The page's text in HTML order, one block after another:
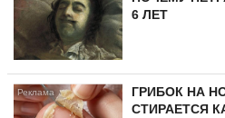
6 ЛЕТ
ГРИБОК НА
СТИРАЕТСЯ